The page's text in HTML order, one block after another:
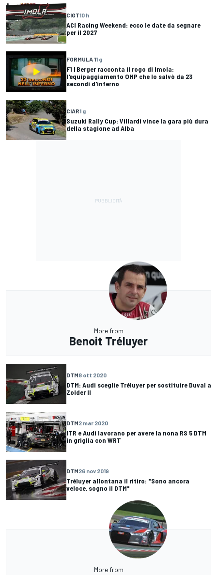
CIGT10 h
ACI Racing Weekend: ecco le date da segnare
per il 2027
FORMULA 11 g
F1 | Berger racconta il rogo di Imola:
l'equipaggiamento OMP che lo salvò da 23
secondi d'inferno
CIAR1 g
Suzuki Rally Cup: Villardi vince la gara più dura
della stagione ad Alba
More from
Benoit Tréluyer
DTM8 ott 2020
DTM: Audi sceglie Tréluyer per sostituire Duval a
Zolder II
DTM2 mar 2020
ITR e Audi lavorano per avere la nona RS 5 DTM
in griglia con WRT
DTM26 nov 2019
Tréluyer allontana il ritiro: "Sono ancora
veloce, sogno il DTM"
More from